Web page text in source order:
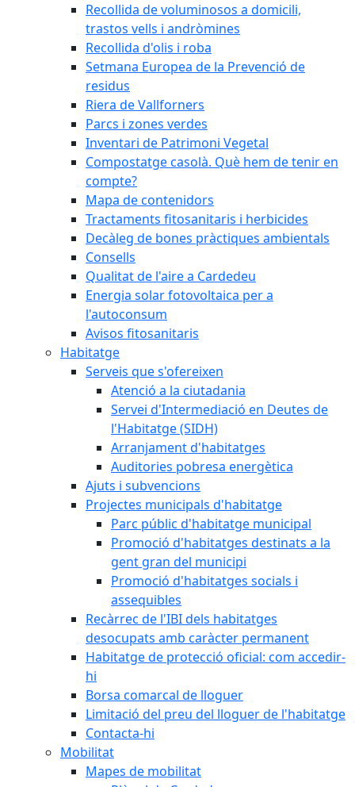
Recollida de voluminosos a domicili,
trastos vells i andròmines
Recollida d'olis i roba
Setmana Europea de la Prevenció de
residus
Riera de Vallforners
Parcs i zones verdes
Inventari de Patrimoni Vegetal
Compostatge casolà. Què hem de tenir en
compte?
Mapa de contenidors
Tractaments fitosanitaris i herbicides
Decàleg de bones pràctiques ambientals
Consells
Qualitat de l'aire a Cardedeu
Energia solar fotovoltaica per a
l'autoconsum
Avisos fitosanitaris
Habitatge
Serveis que s'ofereixen
Atenció a la ciutadania
Servei d'Intermediació en Deutes de
l'Habitatge (SIDH)
Arranjament d'habitatges
Auditories pobresa energètica
Ajuts i subvencions
Projectes municipals d'habitatge
Parc públic d'habitatge municipal
Promoció d'habitatges destinats a la
gent gran del municipi
Promoció d'habitatges socials i
assequibles
Recàrrec de l'IBI dels habitatges
desocupats amb caràcter permanent
Habitatge de protecció oficial: com accedir-
hi
Borsa comarcal de lloguer
Limitació del preu del lloguer de l'habitatge
Contacta-hi
Mobilitat
Mapes de mobilitat